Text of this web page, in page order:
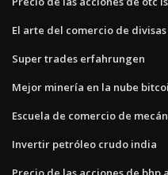
El arte del comercio de divisas
Super trades erfahrungen
Mejor minería en la nube
Escuela de comercio de
Invertir petróleo crudo india